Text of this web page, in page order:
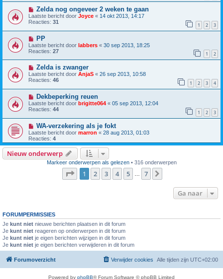
Zelda nog ongeveer 2 weken te gaan
Laatste bericht door Joyce « 14 okt 2013, 14:17
Reacties: 31 1 2 3
PP
Laatste bericht door labbers « 30 sep 2013, 18:25
Reacties: 27 1 2
Zelda is zwanger
Laatste bericht door AnjaS « 26 sep 2013, 10:58
Reacties: 46 1 2 3 4
Dekbeperking reuen
Laatste bericht door brigitte064 « 05 sep 2013, 12:04
Reacties: 44 1 2 3
WA-verzekering als je fokt
Laatste bericht door marron « 28 aug 2013, 01:03
Reacties: 4
Nieuw onderwerp
Markeer onderwerpen als gelezen• 316 onderwerpen
Pagina van 7
1 2 3 4 5 7
Ga naar
FORUMPERMISSIES
Je kunt niet nieuwe berichten plaatsen in dit forum
Je kunt niet reageren op onderwerpen in dit forum
Je kunt niet je eigen berichten wijzigen in dit forum
Je kunt niet je eigen berichten verwijderen in dit forum
Forumoverzicht Alle tijden zijn UTC+02:00
Verwijder cookies
Powered by phpBB® Forum Software © phpBB Limited